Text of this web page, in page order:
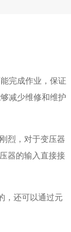
完成作业，保证
减少维修和维护
烈，对于变压器
器的输入直接接
，还可以通过元